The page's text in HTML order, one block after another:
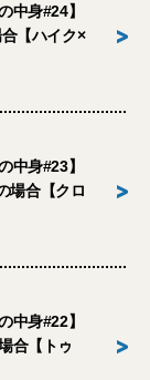
中身#24】
【ハイク×
>
中身#23】
場合【クロ
>
中身#22】
合【トゥ
>